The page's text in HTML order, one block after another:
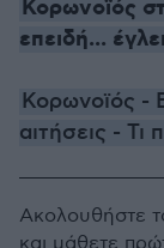
Κορωνοϊός
επειδή...
Κορωνοϊός -
αιτήσεις - Τι
Ακολουθήστε